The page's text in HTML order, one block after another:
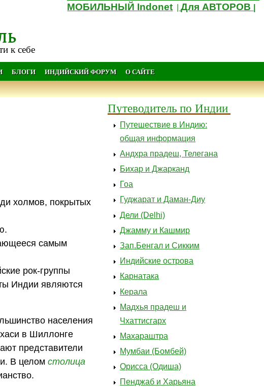
МОБИЛЬНЫЙ Indonet |Для АВТОРОВ
к себе
БЛОГИ ИНДИЙСКИЙ ФОРУМ О САЙТЕ
холмов, покрытых
самым
рок-группы
Индии являются
населения
в Шиллонге
представители
В целомстолица
Путеводитель по Индии
Путешествие в Индию:
общая информация
Андхра прадеш, Телегана
Бихар и Джарканд
Гоа
Гуджарат и Даман-Диу
Дели (Delhi)
Джамму и Кашмир
Зап.Бенгал и Сикким
Индийские острова
Карнатака
Керала
Мадхья прадеш и
Чхаттисгарх
Махараштра
Мумбаи (Бомбей)
Орисса (Одиша)
Пенджаб и Харьяна